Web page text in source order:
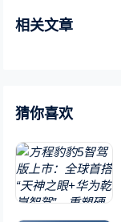
相关文章
猜你喜欢